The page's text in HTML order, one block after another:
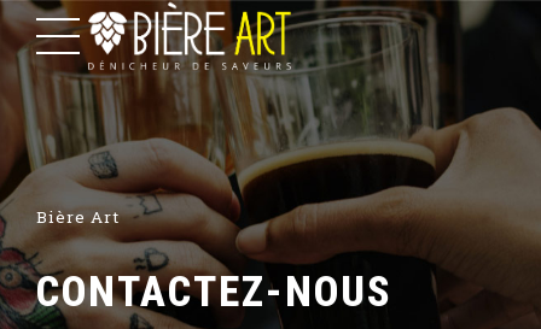
Bière Art
CONTACTEZ-NOUS